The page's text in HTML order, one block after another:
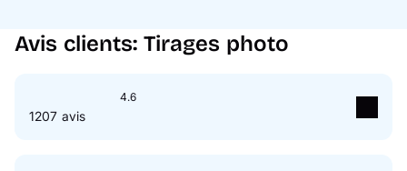
Avis clients: Tirages photo
4.6
1207 avis